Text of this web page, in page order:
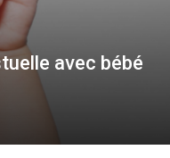
avec bébé